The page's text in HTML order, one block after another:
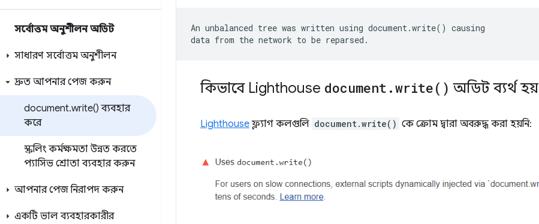
সর্বোত্তম অনুশীলন অডিট
সাধারণ সর্বোত্তম অনুশীলন
দ্রুত আপনার পেজ করুন
document.write() ব্যবহার
করে
স্ক্রলিং কর্মক্ষমতা উন্নত করতে
প্যাসিভ শ্রোতা ব্যবহার করুন
আপনার পেজ নিরাপদ করুন
একটি ভাল ব্যবহারকারীর
An unbalanced tree was written using document.write() causing
কিভাবে Lighthouse document .write( ) অডিট ব্যর্থ হয়
Lighthouseফ্ল্যাগ কলগুলি document.write() কে ক্রোম দ্বারা অবরুদ্ধ করা হয়নি: